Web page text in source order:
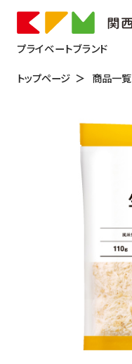
プライベートブランド
トップページ 商品一覧